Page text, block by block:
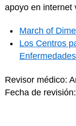
apoyo en internet
March of
Los Centros
Revisor médico:
Fecha de